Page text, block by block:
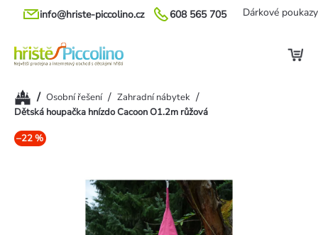
Přejít
608 565 705
info@hriste-piccolino.cz Dárkové poukazy
Domů/ Osobní řešení / Zahradní nábytek /
Dětská houpačka hnízdo Cacoon O1.2m růžová
–22 %